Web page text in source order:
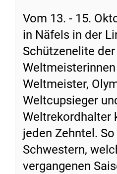
Vom 13. - 15.
in Näfels in der
Schützenelite
Weltmeisterinnen
Weltmeister,
Weltcupsieger
Weltrekordhalter
jeden Zehntel.
Schwestern,
vergangenen